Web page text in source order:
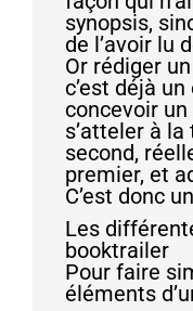
synopsis,
de l’avoir lu
Or rédiger
c’est déjà
concevoir un
s’atteler à la
second,
premier, et
C’est donc
Les
booktrailer
Pour faire
éléments